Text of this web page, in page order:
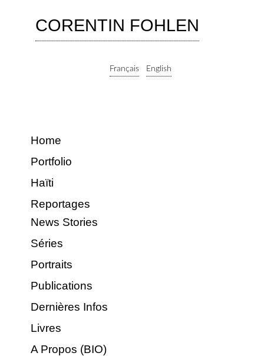
CORENTIN FOHLEN
Français English
Home
Portfolio
Haïti
Reportages
News Stories
Séries
Portraits
Publications
Dernières Infos
Livres
A Propos (BIO)